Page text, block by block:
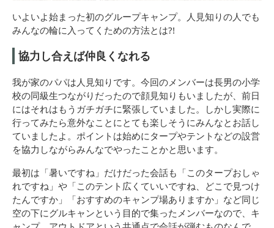
いよいよ始まった初のグループキャンプ。人見知りの人でも
みんなの輪に入ってくための方法とは?!
協力し合えば仲良くなれる
我が家のパパは人見知りです。今回のメンバーは長男の小学
校の同級生つながりだったので顔見知りもいましたが、前日
にはそれはもうガチガチに緊張していました。しかし実際に
行ってみたら意外なことにとても楽しそうにみんなとお話し
ていましたよ。ポイントは始めにタープやテントなどの設営
を協力しながらみんなでやったことかと思います。
最初は「暑いですね」だけだった会話も「このタープおしゃ
れですね」や「このテント広くていいですね、どこで見つけ
たんですか」「おすすめのキャンプ場ありますか」など同じ
空の下にグルキャンという目的で集ったメンバーなので、キ